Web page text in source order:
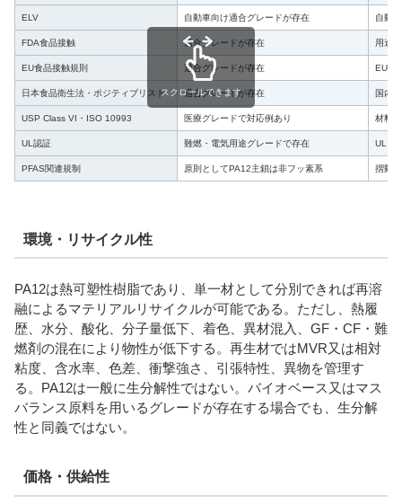
ELV 自動車向け適合グレードが存在 自動
FDA食品接触 適合グレードが存在 用途
EU食品接触規則 適合グレードが存在 EU
日本食品衛生法・ポジティブリスト 適合グレードが存在 国内
USP Class VI・ISO 10993 医療グレードで対応例あり 材料
UL認証 難燃・電気用途グレードで存在 UL
PFAS関連規制 原則としてPA12主鎖は非フッ素系 摺動
スクロールできます
環境・リサイクル性
PA12は熱可塑性樹脂であり、単一材として分別できれば再溶
融によるマテリアルリサイクルが可能である。ただし、熱履
歴、水分、酸化、分子量低下、着色、異材混入、GF・CF・難
燃剤の混在により物性が低下する。再生材ではMVR又は相対
粘度、含水率、色差、衝撃強さ、引張特性、異物を管理す
る。PA12は一般に生分解性ではない。バイオベース又はマス
バランス原料を用いるグレードが存在する場合でも、生分解
性と同義ではない。
価格・供給性